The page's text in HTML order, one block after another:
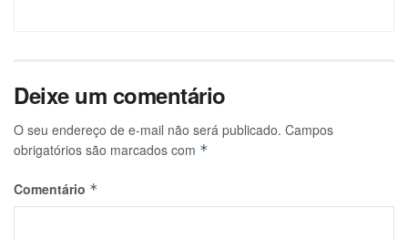
Deixe um comentário
O seu endereço de e-mail não será publicado. Campos
obrigatórios são marcados com *
Comentário *